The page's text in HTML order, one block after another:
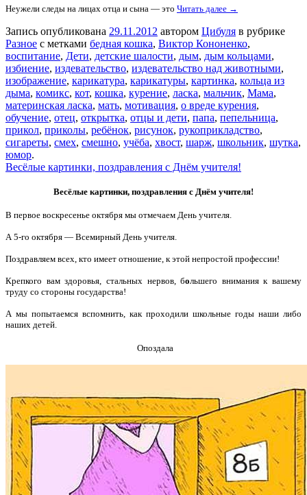
Неужели следы на лицах отца и сына — это Читать далее →
Запись опубликована 29.11.2012 автором Цибуля в рубрике
Разное с метками бедная кошка, Виктор Кононенко,
воспитание, Дети, детские шалости, дым, дым кольцами,
избиение, издевательство, издевательство над животными,
изображение, карикатура, карикатуры, картинка, кольца из
дыма, комикс, кот, кошка, курение, ласка, мальчик, Мама,
материнская ласка, мать, мотивация, о вреде курения,
обучение, отец, открытка, отцы и дети, папа, пепельница,
прикол, приколы, ребёнок, рисунок, рукоприкладство,
сигареты, смех, смешно, учёба, хвост, шарж, школьник, шутка,
юмор.
Весёлые картинки, поздравления с Днём учителя!
Весёлые картинки, поздравления с Днём учителя!
В первое воскресенье октября мы отмечаем День учителя.
А 5-го октября — Всемирный День учителя.
Поздравляем всех, кто имеет отношение, к этой непростой профессии!
Крепкого вам здоровья, стальных нервов, большего внимания к вашему
труду со стороны государства!
А мы попытаемся вспомнить, как проходили школьные годы наши либо
наших детей.
Опоздала